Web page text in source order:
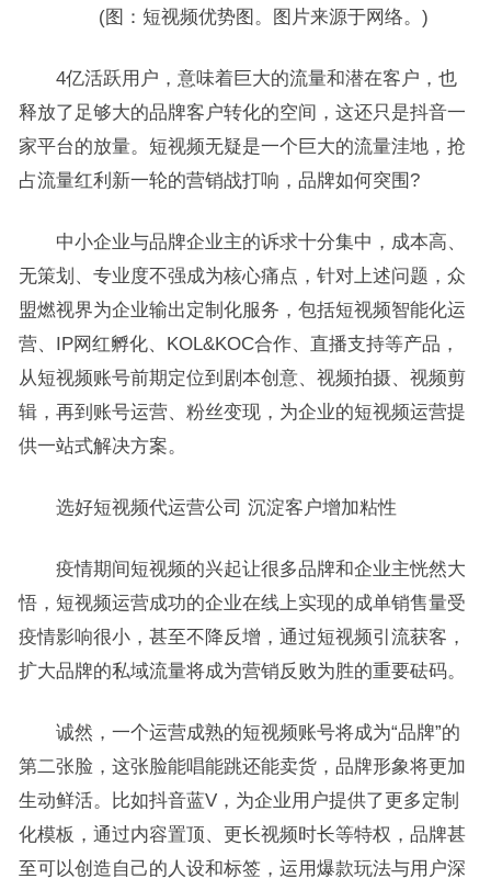
(图：短视频优势图。图片来源于网络。)
4亿活跃用户，意味着巨大的流量和潜在客户，也
释放了足够大的品牌客户转化的空间，这还只是抖音一
家平台的放量。短视频无疑是一个巨大的流量洼地，抢
占流量红利新一轮的营销战打响，品牌如何突围?
中小企业与品牌企业主的诉求十分集中，成本高、
无策划、专业度不强成为核心痛点，针对上述问题，众
盟燃视界为企业输出定制化服务，包括短视频智能化运
营、IP网红孵化、KOL&KOC合作、直播支持等产品，
从短视频账号前期定位到剧本创意、视频拍摄、视频剪
辑，再到账号运营、粉丝变现，为企业的短视频运营提
供一站式解决方案。
选好短视频代运营公司 沉淀客户增加粘性
疫情期间短视频的兴起让很多品牌和企业主恍然大
悟，短视频运营成功的企业在线上实现的成单销售量受
疫情影响很小，甚至不降反增，通过短视频引流获客，
扩大品牌的私域流量将成为营销反败为胜的重要砝码。
诚然，一个运营成熟的短视频账号将成为“品牌”的
第二张脸，这张脸能唱能跳还能卖货，品牌形象将更加
生动鲜活。比如抖音蓝V，为企业用户提供了更多定制
化模板，通过内容置顶、更长视频时长等特权，品牌甚
至可以创造自己的人设和标签，运用爆款玩法与用户深